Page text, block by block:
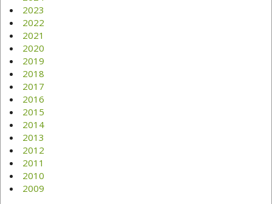
2023
2022
2021
2020
2019
2018
2017
2016
2015
2014
2013
2012
2011
2010
2009